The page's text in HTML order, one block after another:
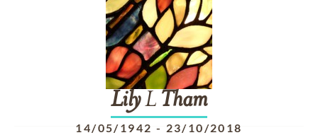
LilyL Tham
14/05/1942 - 23/10/2018